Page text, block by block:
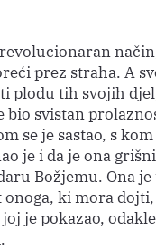
prez straha. A
plodu tih svojih
bio svistan
se je sastao, s
je i da je ona
Božjemu. Ona
ki mora
je pokazao,